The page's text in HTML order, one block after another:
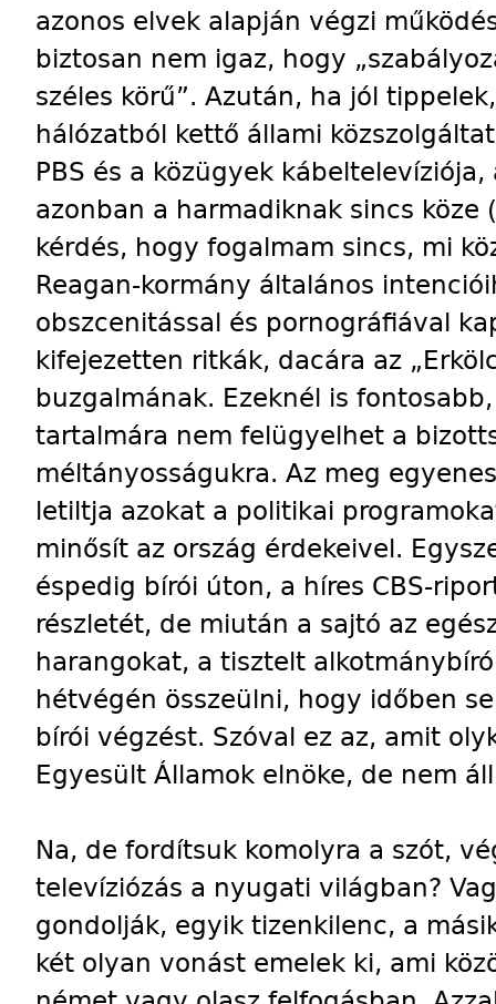
azonos elvek alapján végzi
biztosan nem igaz, hogy
széles körű”. Azután, ha jól
hálózatból kettő állami
PBS és a közügyek kábeltelevíziója,
azonban a harmadiknak sincs köze
kérdés, hogy fogalmam sincs, mi
Reagan-kormány általános
obszcenitással és pornográfiával
kifejezetten ritkák, dacára az
buzgalmának. Ezeknél is
tartalmára nem felügyelhet a
méltányosságukra. Az meg
letiltja azokat a politikai
minősít az ország érdekeivel.
éspedig bírói úton, a híres CBS-
részletét, de miután a sajtó az
harangokat, a tisztelt
hétvégén összeülni, hogy időben
bírói végzést. Szóval ez az, amit
Egyesült Államok elnöke, de nem
Na, de fordítsuk komolyra a szót,
televíziózás a nyugati világban?
gondolják, egyik tizenkilenc, a
két olyan vonást emelek ki, ami